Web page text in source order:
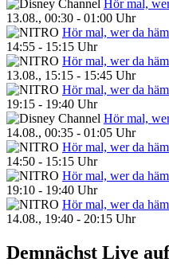
Hör mal,
13.08., 00:30 - 01:00 Uhr
Hör mal, wer da
14:55 - 15:15 Uhr
Hör mal, wer da
13.08., 15:15 - 15:45 Uhr
Hör mal, wer da
19:15 - 19:40 Uhr
Hör mal,
14.08., 00:35 - 01:05 Uhr
Hör mal, wer da
14:50 - 15:15 Uhr
Hör mal, wer da
19:10 - 19:40 Uhr
Hör mal, wer da
14.08., 19:40 - 20:15 Uhr
Demnächst Live